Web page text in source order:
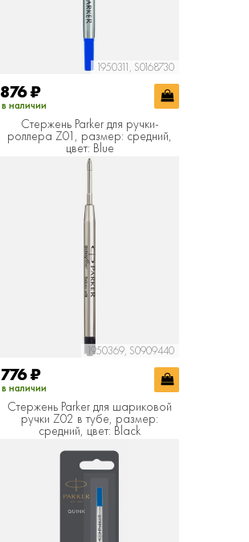
1950311, S0168730
876₽
в наличии
Стержень Parker для ручки-
роллера Z01, размер: средний,
цвет: Blue
1950369, S0909440
776₽
в наличии
Стержень Parker для шариковой
ручки Z02 в тубе, размер:
средний, цвет: Black